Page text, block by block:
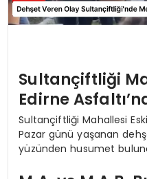
Sultançiftliği
Edirne
Sultançiftliği Mahallesi
Pazar günü yaşanan
yüzünden husumet